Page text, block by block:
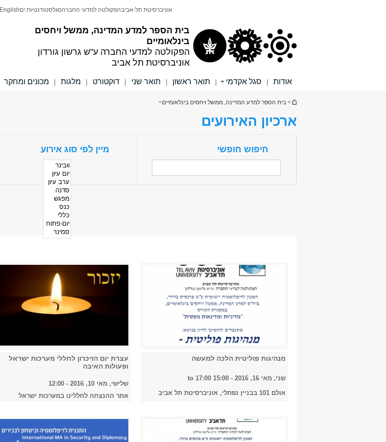
בית הספר למדע המדינה, ממשל ויחסים
בינלאומיים
הפקולטה למדעי החברה ע"ש גרשון גורדון
אוניברסיטת תל אביב
אוניברסיטת תל-אביבהפקולטה למדעי החברהסגלסטודנטיות.יםEnglish
אודות | סגל אקדמי | תואר ראשון | תואר שני | דוקטורט | מלגות | מכונים ומחקר
הינך נמצא כאן
> בית הספר למדע המדינה, ממשל ויחסים בינלאומיים>
ארכיון האירועים
חיפוש חופשי מיין לפי סוג אירוע
מנהיגות פוליטית הלכה למעשה
שני, מאי 16, 2016 - 15:00
17:00
אולם 101 בבניין נפתלי, אוניברסיטת תל אביב
עצרת יום הזיכרון לחללי מערכות ישראל
ופעולות האיבה
שלישי, מאי 10, 2016 - 12:00
אתר ההנצחה לחללינו במערכות ישראל